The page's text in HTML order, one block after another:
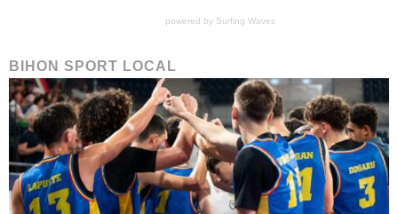
powered by Surfing Waves
BIHON SPORT LOCAL